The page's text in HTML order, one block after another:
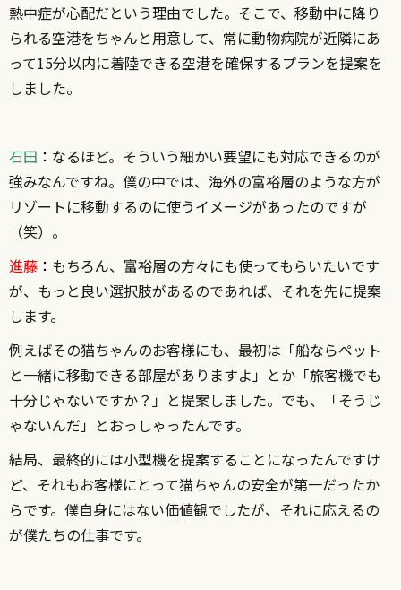
熱中症が心配だという理由でした。そこで、移動中に降り
られる空港をちゃんと用意して、常に動物病院が近隣にあ
って15分以内に着陸できる空港を確保するプランを提案を
しました。
石田 ： なるほど。そういう細かい要望にも対応できるのが
強みなんですね。僕の中では、海外の富裕層のような方が
リゾートに移動するのに使うイメージがあったのですが
（笑）。
進藤 ： もちろん、富裕層の方々にも使ってもらいたいです
が、もっと良い選択肢があるのであれば、それを先に提案
します。
例えばその猫ちゃんのお客様にも、最初は「船ならペット
と一緒に移動できる部屋がありますよ」とか「旅客機でも
十分じゃないですか？」と提案しました。でも、「そうじ
ゃないんだ」とおっしゃったんです。
結局、最終的には小型機を提案することになったんですけ
ど、それもお客様にとって猫ちゃんの安全が第一だったか
らです。僕自身にはない価値観でしたが、それに応えるの
が僕たちの仕事です。